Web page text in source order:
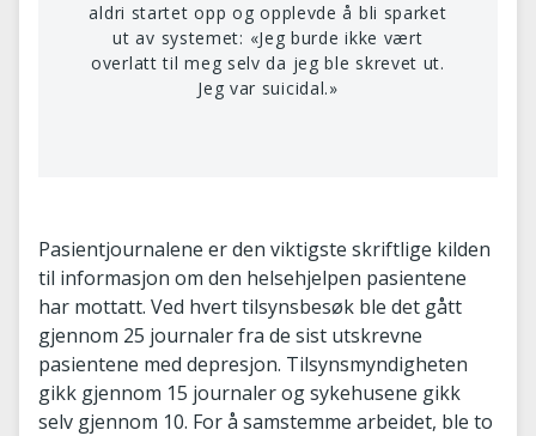
aldri startet opp og opplevde å bli sparket
ut av systemet: «Jeg burde ikke vært
overlatt til meg selv da jeg ble skrevet ut.
Jeg var suicidal.»
Pasientjournalene er den viktigste skriftlige kilden
til informasjon om den helsehjelpen pasientene
har mottatt. Ved hvert tilsynsbesøk ble det gått
gjennom 25 journaler fra de sist utskrevne
pasientene med depresjon. Tilsynsmyndigheten
gikk gjennom 15 journaler og sykehusene gikk
selv gjennom 10. For å samstemme arbeidet, ble to